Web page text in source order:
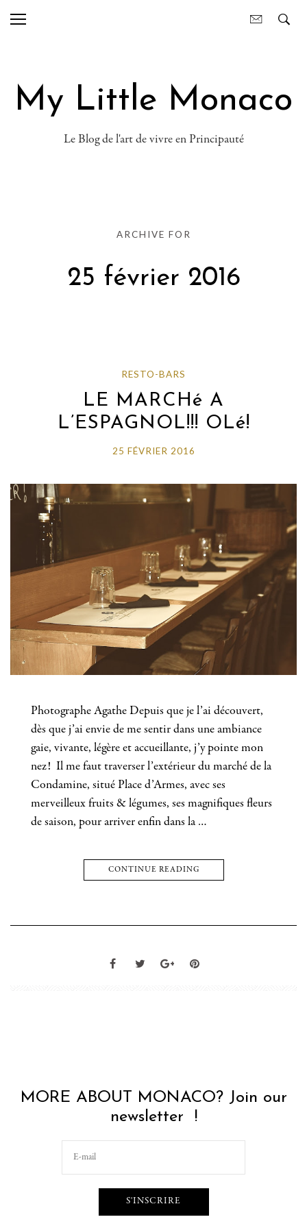
My Little Monaco
Le Blog de l'art de vivre en Principauté
ARCHIVE FOR
25 février 2016
RESTO-BARS
LE MARCHé A
L’ESPAGNOL!!! OLé!
25 FÉVRIER 2016
Photographe Agathe Depuis que je l’ai découvert,
dès que j’ai envie de me sentir dans une ambiance
gaie, vivante, légère et accueillante, j’y pointe mon
nez! Il me faut traverser l’extérieur du marché de la
Condamine, situé Place d’Armes, avec ses
merveilleux fruits & légumes, ses magnifiques fleurs
de saison, pour arriver enfin dans la …
CONTINUE READING
MORE ABOUT MONACO? Join our
newsletter !